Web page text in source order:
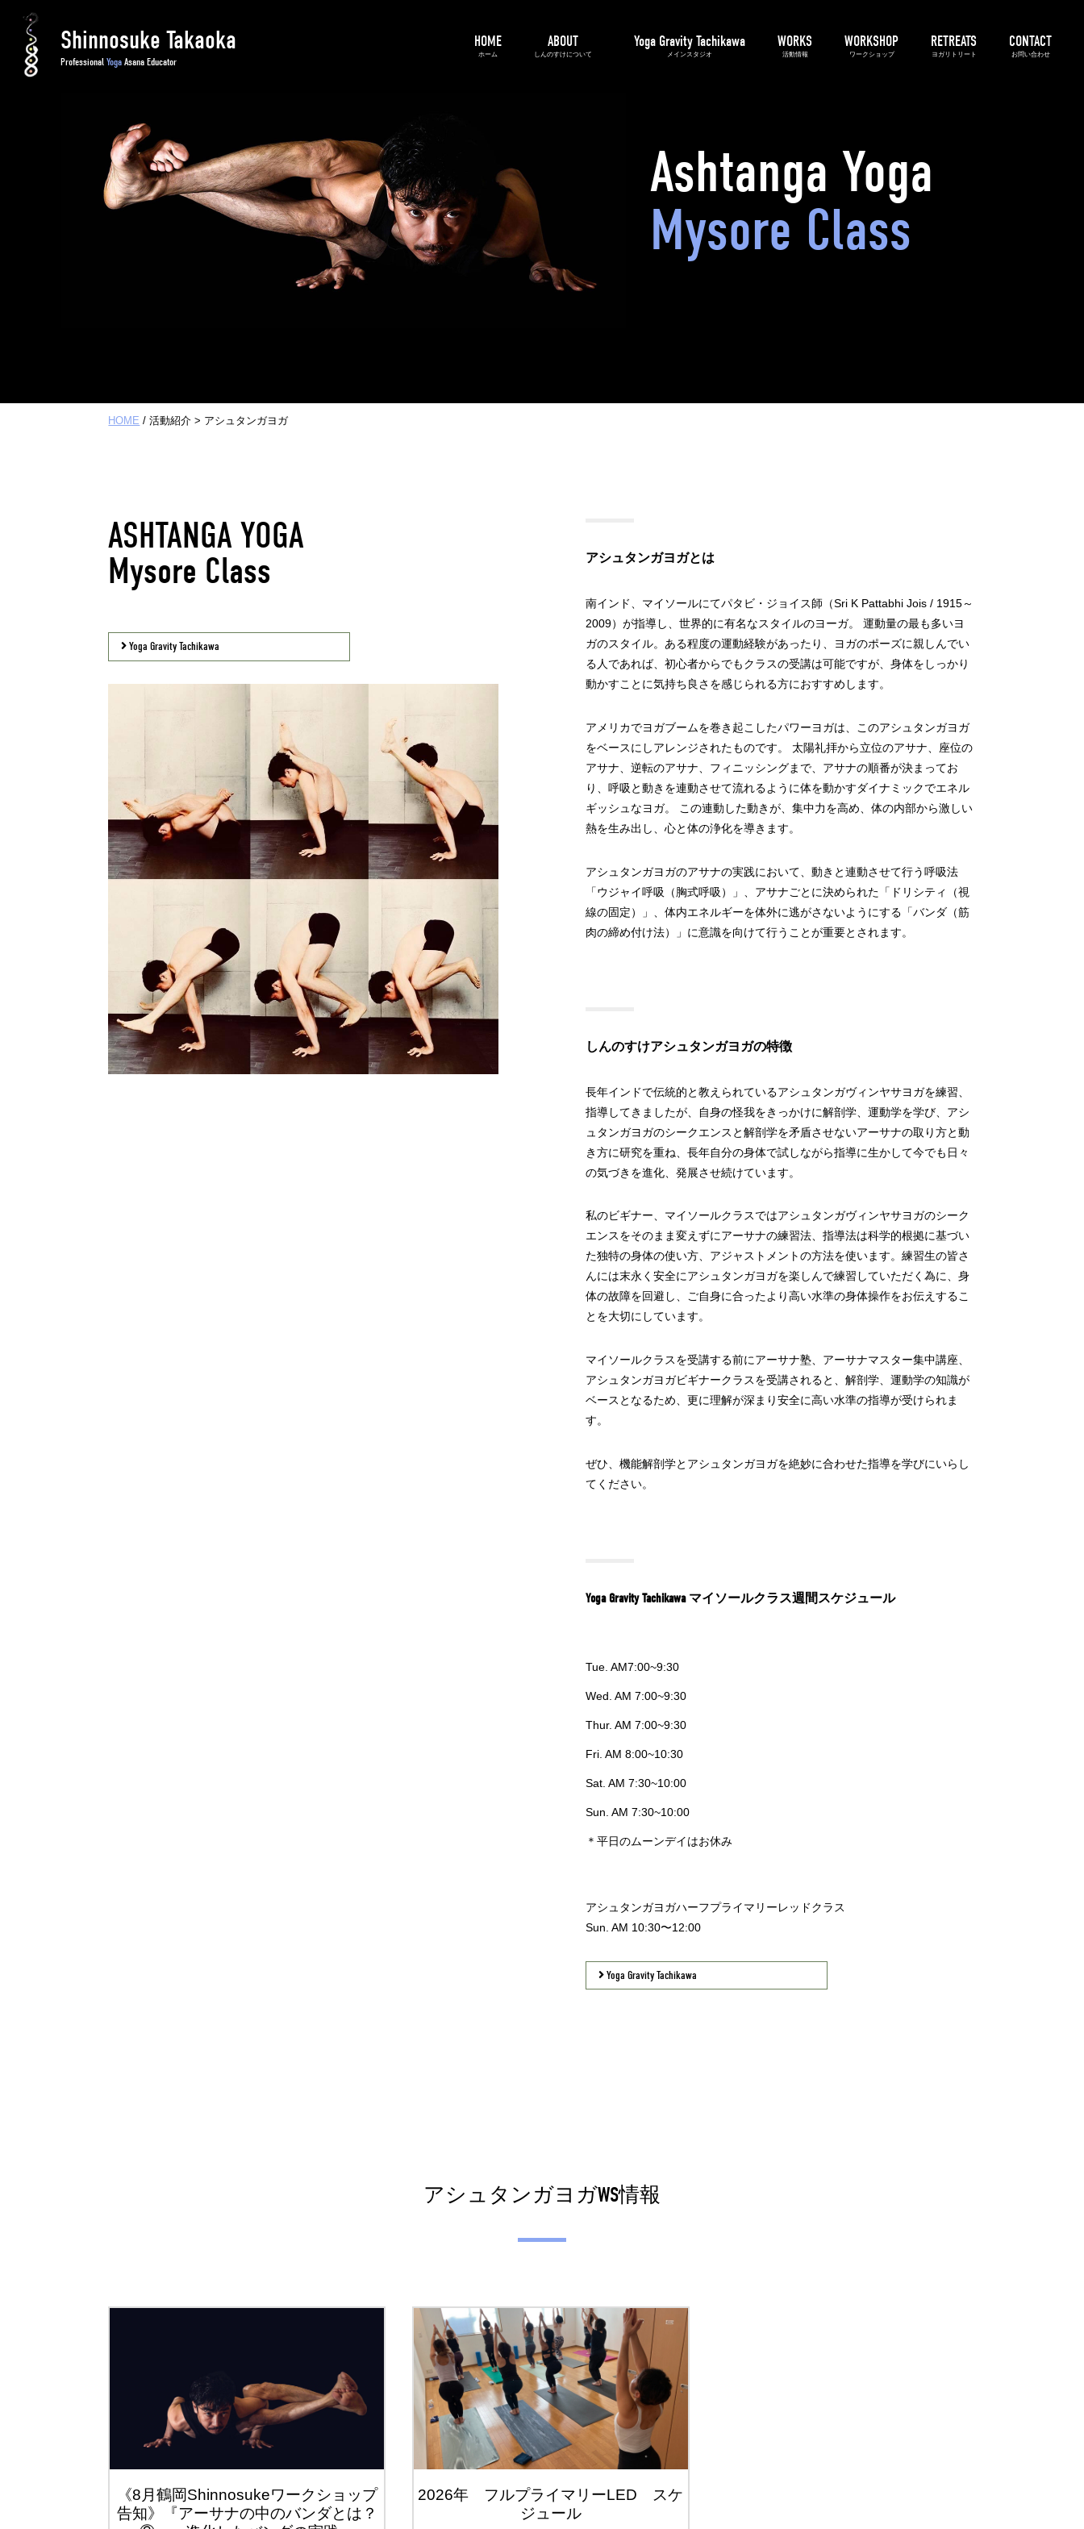
Shinnosuke Takaoka
Professional Yoga Asana Educator
HOME
ホーム
ABOUT
しんのすけについて
Yoga Gravity Tachikawa
メインスタジオ
WORKS
活動情報
WORKSHOP
ワークショップ
RETREATS
ヨガリトリート
CONTACT
お問い合わせ
Ashtanga Yoga
Mysore Class
HOME / 活動紹介 > アシュタンガヨガ
ASHTANGA YOGA
Mysore Class
Yoga Gravity Tachikawa
アシュタンガヨガとは
南インド、マイソールにてパタビ・ジョイス師（Sri K Pattabhi Jois / 1915～
2009）が指導し、世界的に有名なスタイルのヨーガ。 運動量の最も多いヨ
ガのスタイル。ある程度の運動経験があったり、ヨガのポーズに親しんでい
る人であれば、初心者からでもクラスの受講は可能ですが、身体をしっかり
動かすことに気持ち良さを感じられる方におすすめします。
アメリカでヨガブームを巻き起こしたパワーヨガは、このアシュタンガヨガ
をベースにしアレンジされたものです。 太陽礼拝から立位のアサナ、座位の
アサナ、逆転のアサナ、フィニッシングまで、アサナの順番が決まってお
り、呼吸と動きを連動させて流れるように体を動かすダイナミックでエネル
ギッシュなヨガ。 この連動した動きが、集中力を高め、体の内部から激しい
熱を生み出し、心と体の浄化を導きます。
アシュタンガヨガのアサナの実践において、動きと連動させて行う呼吸法
「ウジャイ呼吸（胸式呼吸）」、アサナごとに決められた「ドリシティ（視
線の固定）」、体内エネルギーを体外に逃がさないようにする「バンダ（筋
肉の締め付け法）」に意識を向けて行うことが重要とされます。
しんのすけアシュタンガヨガの特徴
長年インドで伝統的と教えられているアシュタンガヴィンヤサヨガを練習、
指導してきましたが、自身の怪我をきっかけに解剖学、運動学を学び、アシ
ュタンガヨガのシークエンスと解剖学を矛盾させないアーサナの取り方と動
き方に研究を重ね、長年自分の身体で試しながら指導に生かして今でも日々
の気づきを進化、発展させ続けています。
私のビギナー、マイソールクラスではアシュタンガヴィンヤサヨガのシーク
エンスをそのまま変えずにアーサナの練習法、指導法は科学的根拠に基づい
た独特の身体の使い方、アジャストメントの方法を使います。練習生の皆さ
んには末永く安全にアシュタンガヨガを楽しんで練習していただく為に、身
体の故障を回避し、ご自身に合ったより高い水準の身体操作をお伝えするこ
とを大切にしています。
マイソールクラスを受講する前にアーサナ塾、アーサナマスター集中講座、
アシュタンガヨガビギナークラスを受講されると、解剖学、運動学の知識が
ベースとなるため、更に理解が深まり安全に高い水準の指導が受けられま
す。
ぜひ、機能解剖学とアシュタンガヨガを絶妙に合わせた指導を学びにいらし
てください。
Yoga Gravity Tachikawa マイソールクラス週間スケジュール
Tue. AM7:00~9:30
Wed. AM 7:00~9:30
Thur. AM 7:00~9:30
Fri. AM 8:00~10:30
Sat. AM 7:30~10:00
Sun. AM 7:30~10:00
＊平日のムーンデイはお休み
アシュタンガヨガハーフプライマリーレッドクラス
Sun. AM 10:30〜12:00
Yoga Gravity Tachikawa
アシュタンガヨガWS情報
《8月鶴岡Shinnosukeワークショップ
告知》『アーサナの中のバンダとは？
2026年 フルプライマリーLED スケ
ジュール